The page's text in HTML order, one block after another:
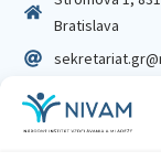
Bratislava
IČO: 00164348
DIČ: 2020798714